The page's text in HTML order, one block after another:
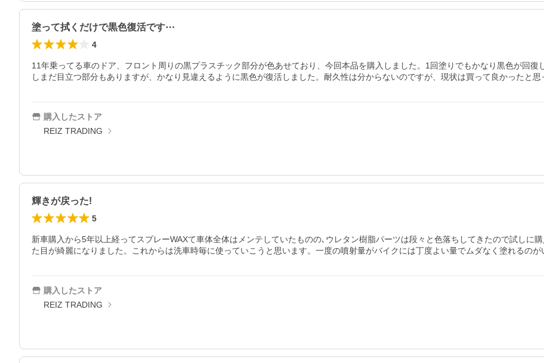
塗って拭くだけで黒色復活です⋯
4
11年乗ってる車のドア、フロント周りの黒プラスチック部分が色あせており、今回本品を購入しました。1回塗りでもかなり黒色が回
しまだ目立つ部分もありますが、かなり見違えるように黒色が復活しました。耐久性は分からないのですが、現状は買って良かったと思
購入したストア
REIZ TRADING
輝きが戻った!
5
新車購入から5年以上経ってスプレーWAXて車体全体はメンテしていたものの､ウレタン樹脂パーツは段々と色落ちしてきたので試しに
た目が綺麗になりました。これからは洗車時毎に使っていこうと思います。一度の噴射量がバイクには丁度よい量でムダなく塗れるのが
購入したストア
REIZ TRADING